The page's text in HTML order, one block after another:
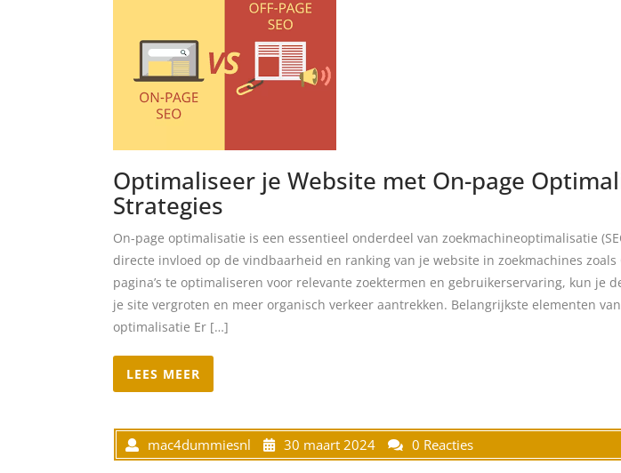
Optimaliseer je Website met On-page
Strategies
On-page optimalisatie is een essentieel onderdeel van zoekmachineoptimalisatie
directe invloed op de vindbaarheid en ranking van je website in zoekmachines zoals
pagina’s te optimaliseren voor relevante zoektermen en gebruikerservaring, kun je
je site vergroten en meer organisch verkeer aantrekken. Belangrijkste elementen
optimalisatie Er […]
LEES MEER
mac4dummiesnl 30 maart 2024 0 Reacties